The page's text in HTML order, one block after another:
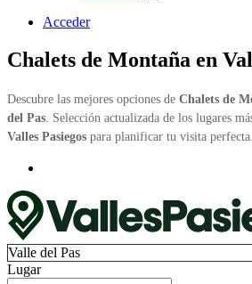
Acceder
Chalets de Montaña en
Descubre las mejores opciones de Chalets de
del Pas . Selección actualizada de los lugares
Valles Pasiegos para planificar tu visita perfecta.
Valle del Pas
Lugar